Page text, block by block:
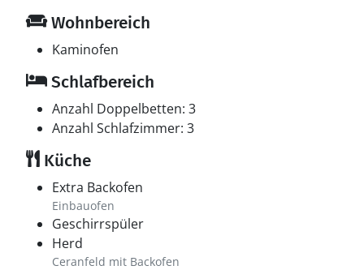
Wohnbereich
Kaminofen
Schlafbereich
Anzahl Doppelbetten: 3
Anzahl Schlafzimmer: 3
Küche
Extra Backofen
Einbauofen
Geschirrspüler
Herd
Ceranfeld mit Backofen